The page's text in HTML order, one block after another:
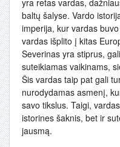
yra retas vardas,
baltų šalyse. Vardo
imperija, kur vardas
vardas išplito į kitas
Severinas yra stiprus,
suteikiamas vaikinams,
Šis vardas taip pat gali
nurodydamas asmenį,
savo tikslus. Taigi,
istorines šaknis, bet ir
jausmą.